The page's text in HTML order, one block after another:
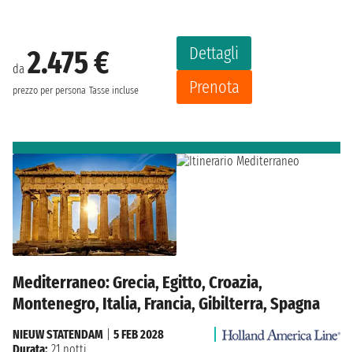
da 2.475 €
prezzo per persona Tasse incluse
Dettagli
Prenota
Mediterraneo: Grecia, Egitto, Croazia,
Montenegro, Italia, Francia, Gibilterra, Spagna
NIEUW STATENDAM
5 FEB 2028